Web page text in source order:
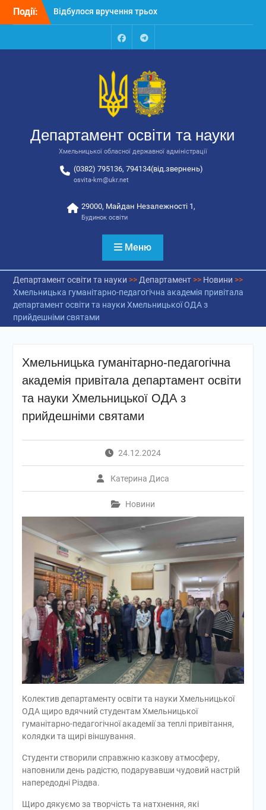
Перейти
Події:
автобусів для потреб
закладів освіти
Відбулося засідання
колегії Департаменту
державної адміністрації
Відбулась обласна
відповідальних за
виховання
FacebookTalegram
Департамент освіти та науки
Хмельницької обласної державної адміністрації
(0382) 795136, 794134(від.звернень)
osvita-km@ukr.net
29000, Майдан Незалежності 1,
Будинок освіти
Меню
Департамент освіти та науки >> Департамент>> Новини >>
Хмельницька гуманітарно-педагогічна академія привітала
департамент освіти та науки Хмельницької ОДА з
прийдешніми святами
Хмельницька гуманітарно-педагогічна
академія привітала департамент освіти
та науки Хмельницької ОДА з
прийдешніми святами
24.12.2024
Катерина Диса
Новини
Колектив департаменту освіти та науки Хмельницької
ОДА щиро вдячний студентам Хмельницької
гуманітарно-педагогічної академії за теплі привітання,
колядки та щирі віншування.
Студенти створили справжню казкову атмосферу,
наповнили день радістю, подарувавши чудовий настрій
напередодні Різдва.
Щиро дякуємо за творчість та натхнення, які